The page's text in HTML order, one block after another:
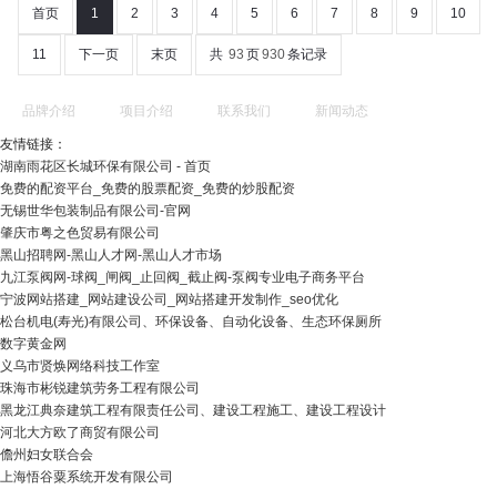
首页 1 2 3 4 5 6 7 8 9 10
11 下一页 末页 共 93 页930条记录
品牌介绍 项目介绍 联系我们 新闻动态
友情链接：
湖南雨花区长城环保有限公司 - 首页
免费的配资平台_免费的股票配资_免费的炒股配资
无锡世华包装制品有限公司-官网
肇庆市粤之色贸易有限公司
黑山招聘网-黑山人才网-黑山人才市场
九江泵阀网-球阀_闸阀_止回阀_截止阀-泵阀专业电子商务平台
宁波网站搭建_网站建设公司_网站搭建开发制作_seo优化
松台机电(寿光)有限公司、环保设备、自动化设备、生态环保厕所
数字黄金网
义乌市贤焕网络科技工作室
珠海市彬锐建筑劳务工程有限公司
黑龙江典奈建筑工程有限责任公司、建设工程施工、建设工程设计
河北大方欧了商贸有限公司
儋州妇女联合会
上海悟谷粟系统开发有限公司